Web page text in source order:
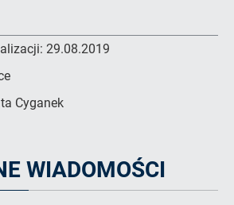
29.08.2019
Cyganek
WIADOMOŚCI